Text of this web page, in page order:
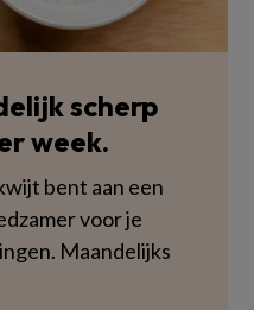
scherp
week.
bent aan een
voor je
Maandelijks